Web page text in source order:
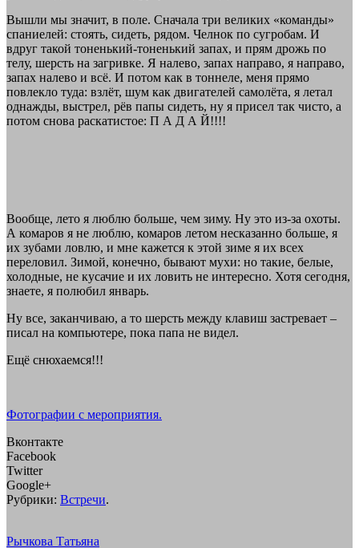
Вышли мы значит, в поле. Сначала три великих «команды»
спаниелей: стоять, сидеть, рядом. Челнок по сугробам. И
вдруг такой тоненький-тоненький запах, и прям дрожь по
телу, шерсть на загривке. Я налево, запах направо, я направо,
запах налево и всё. И потом как в тоннеле, меня прямо
повлекло туда: взлёт, шум как двигателей самолёта, я летал
однажды, выстрел, рёв папы сидеть, ну я присел так чисто, а
потом снова раскатистое: П А Д А Й!!!!
Вообще, лето я люблю больше, чем зиму. Ну это из-за охоты.
А комаров я не люблю, комаров летом несказанно больше, я
их зубами ловлю, и мне кажется к этой зиме я их всех
переловил. Зимой, конечно, бывают мухи: но такие, белые,
холодные, не кусачие и их ловить не интересно. Хотя сегодня,
знаете, я полюбил январь.
Ну все, заканчиваю, а то шерсть между клавиш застревает –
писал на компьютере, пока папа не видел.
Ещё снюхаемся!!!
Фотографии с мероприятия.
Вконтакте
Facebook
Twitter
Google+
Рубрики: Встречи.
Рычкова Татьяна